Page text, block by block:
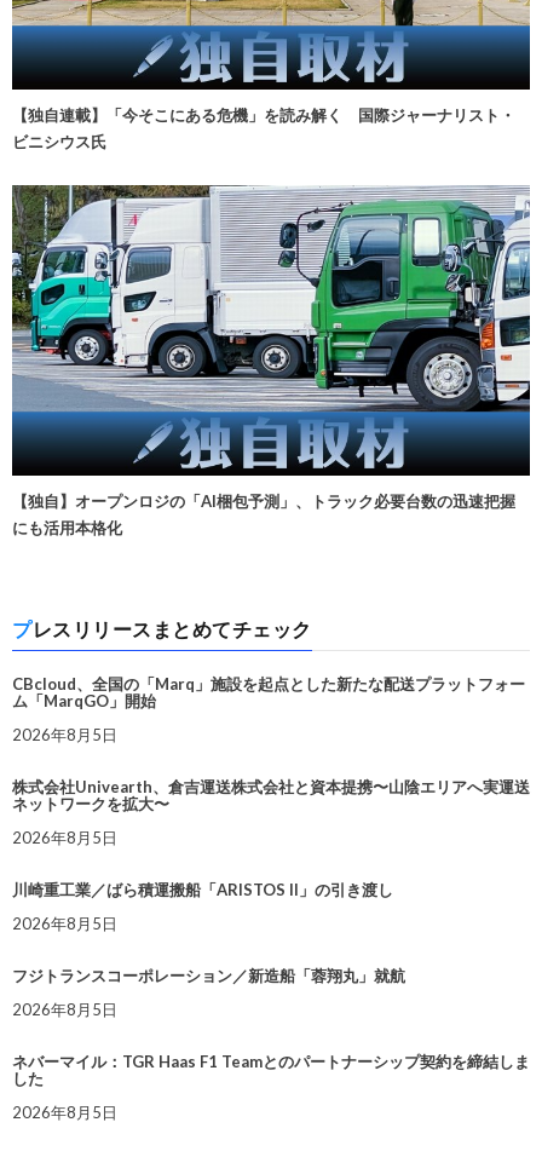
【独自連載】「今そこにある危機」を読み解く 国際ジャーナリスト・
ビニシウス氏
【独自】オープンロジの「AI梱包予測」、トラック必要台数の迅速把握
にも活用本格化
プレスリリースまとめてチェック
CBcloud、全国の「Marq」施設を起点とした新たな配送プラットフォー
ム「MarqGO」開始
2026年8月5日
株式会社Univearth、倉吉運送株式会社と資本提携〜山陰エリアへ実運送
ネットワークを拡大〜
2026年8月5日
川崎重工業／ばら積運搬船「ARISTOS II」の引き渡し
2026年8月5日
フジトランスコーポレーション／新造船「蓉翔丸」就航
2026年8月5日
ネバーマイル：TGR Haas F1 Teamとのパートナーシップ契約を締結しま
した
2026年8月5日